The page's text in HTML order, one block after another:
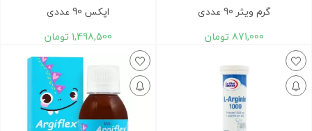
گرم ویثر 90 عددی
871,000 تومان
اپکس 90 عددی
1,498,500 تومان